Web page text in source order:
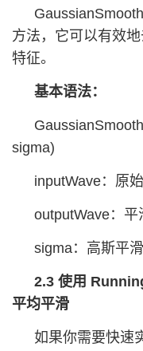
方法，它可以有效
特征。
基本语法：
sigma)
inputWave：原
outputWave：平
sigma：高斯平
2.3 使用
平均平滑
如果你需要快速